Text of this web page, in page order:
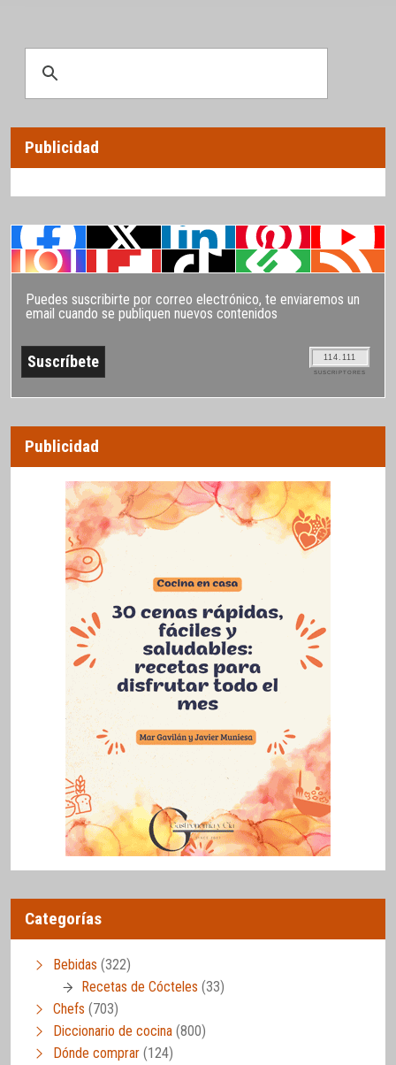
Publicidad
Puedes suscribirte por correo electrónico, te enviaremos un
email cuando se publiquen nuevos contenidos
114.111
SUSCRIPTORES
Publicidad
Categorías
Bebidas (322)
Recetas de Cócteles (33)
Chefs (703)
Diccionario de cocina (800)
Dónde comprar (124)